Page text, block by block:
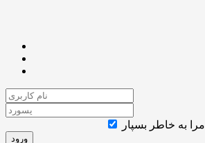
مرا به خاطر بسپار